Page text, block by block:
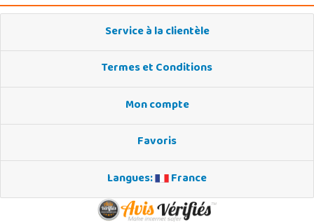
Service à la clientèle
Termes et Conditions
Mon compte
Favoris
Langues:
France